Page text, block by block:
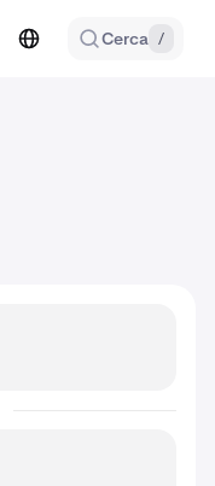
Cerca /